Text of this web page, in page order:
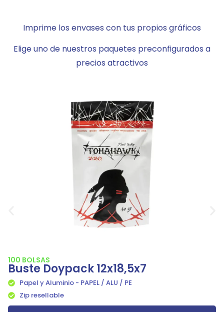
Imprime los envases con tus propios gráficos
Elige uno de nuestros paquetes preconfigurados a
precios atractivos
100 BOLSAS
Buste Doypack 12x18,5x7
Papel y Aluminio - PAPEL / ALU / PE
Zip resellable